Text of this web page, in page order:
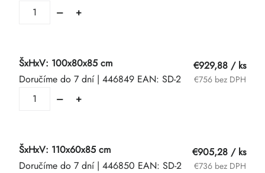
ŠxHxV: 100x80x85 cm
Doručíme do 7 dní | 446849 EAN: SD-2
€929,88 / ks
€756 bez DPH
ŠxHxV: 110x60x85 cm
Doručíme do 7 dní | 446850 EAN: SD-2
€905,28 / ks
€736 bez DPH